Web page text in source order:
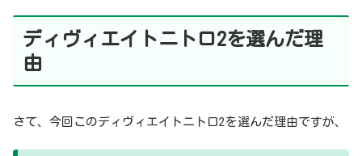
ディヴィエイトニトロ2を選んだ理
由
さて、今回このディヴィエイトニトロ2を選んだ理由ですが、